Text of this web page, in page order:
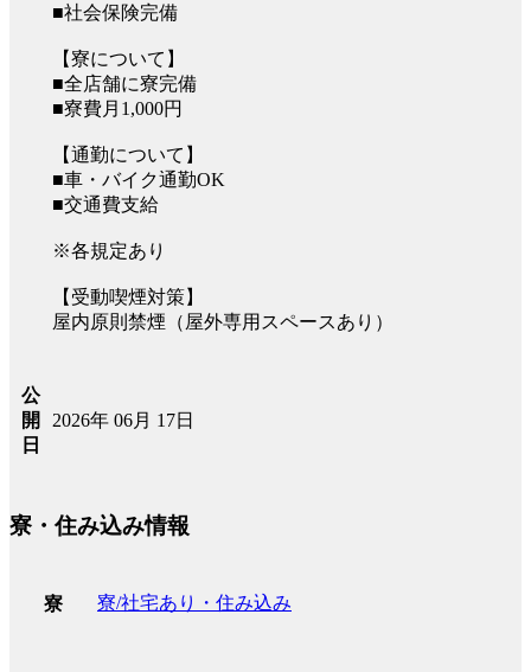
■社会保険完備
【寮について】
■全店舗に寮完備
■寮費月1,000円
【通勤について】
■車・バイク通勤OK
■交通費支給
※各規定あり
【受動喫煙対策】
屋内原則禁煙（屋外専用スペースあり）
公
開
日
2026年 06月 17日
寮・住み込み情報
寮 寮/社宅あり・住み込み